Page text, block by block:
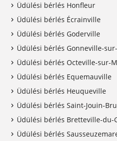
Üdülési bérlés Honfleur
Üdülési bérlés Écrainville
Üdülési bérlés Goderville
Üdülési bérlés Gonneville-
Üdülési bérlés Octeville-sur-
Üdülési bérlés Equemauville
Üdülési bérlés Heuqueville
Üdülési bérlés Saint-Jouin-
Üdülési bérlés Bretteville-du-
Üdülési bérlés